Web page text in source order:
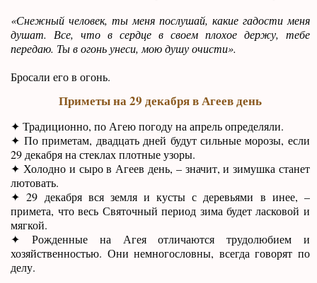
«Снежный человек, ты меня послушай, какие гадости меня
душат. Все, что в сердце в своем плохое держу, тебе
передаю. Ты в огонь унеси, мою душу очисти».
Бросали его в огонь.
Приметы на 29 декабря в Агеев день
✦ Традиционно, по Агею погоду на апрель определяли.
✦ По приметам, двадцать дней будут сильные морозы, если
29 декабря на стеклах плотные узоры.
✦ Холодно и сыро в Агеев день, – значит, и зимушка станет
лютовать.
✦ 29 декабря вся земля и кусты с деревьями в инее, –
примета, что весь Святочный период зима будет ласковой и
мягкой.
✦ Рожденные на Агея отличаются трудолюбием и
хозяйственностью. Они немногословны, всегда говорят по
делу.